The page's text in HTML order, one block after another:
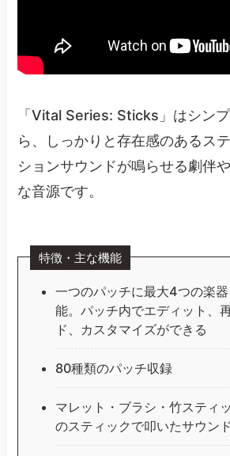
「Vital Series: Sticks」はシン
ら、しっかりと存在感のあるス
ションサウンドが鳴らせる劇伴
な音源です。
特徴・主な機能
一つのパッチに最大4つの楽
能。パッチ内でエディット、
ド、カスタマイズができる
80種類のパッチ収録
マレット・ブラシ・竹スティ
のスティックで叩いたサウン